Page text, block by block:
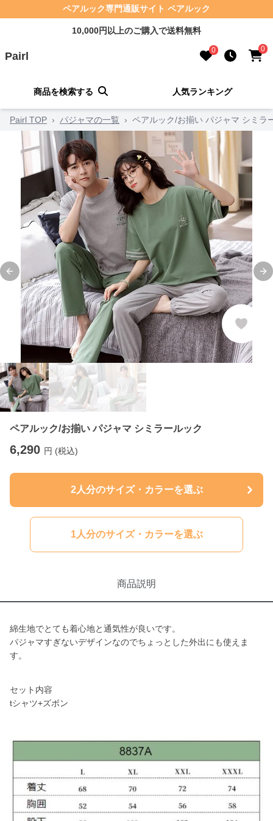
ペアルック専門通販サイト ペアルック
10,000円以上のご購入で送料無料
Pairl 0 0
商品を検索する 人気ランキング
Pairl TOP › パジャマの一覧 › ペアルック/お揃い パジャマ シミラ
Previous slide
ペアルック/お揃い パジャマ シミラールック
6,290 円 (税込)
2人分のサイズ・カラーを選ぶ
1人分のサイズ・カラーを選ぶ
商品説明
綿生地でとても着心地と通気性が良いです。
パジャマすぎないデザインなのでちょっとした外出にも使えま
す。
セット内容
tシャツ+ズボン